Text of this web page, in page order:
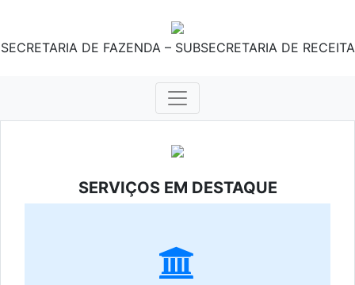
SECRETARIA DE FAZENDA – SUBSECRETARIA DE RECEITA
SERVIÇOS EM DESTAQUE